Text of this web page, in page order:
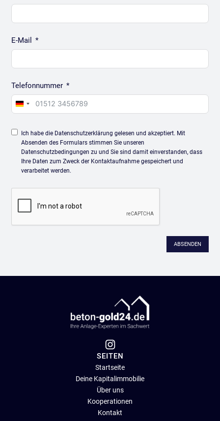
E-Mail
Telefonnummer
Germany
Ich habe die Datenschutzerklärung gelesen und akzeptiert. Mit
Absenden des Formulars stimmen Sie unseren
Datenschutzbedingungen zu und Sie sind damit einverstanden, dass
Ihre Daten zum Zweck der Kontaktaufnahme gespeichert und
verarbeitet werden.
ABSENDEN
SEITEN
Startseite
Deine Kapitalimmobilie
Über uns
Kooperationen
Kontakt